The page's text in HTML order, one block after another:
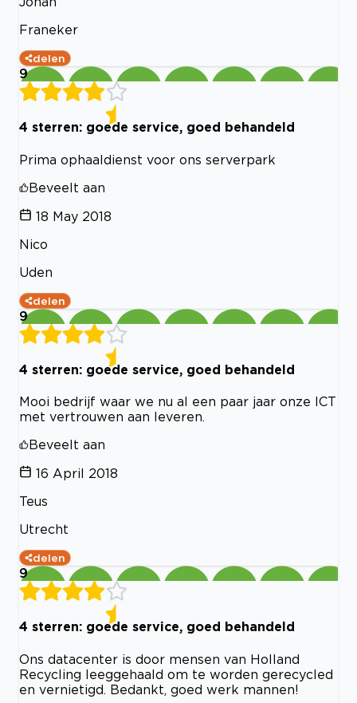
Franeker
delen
9
4 sterren: goede service, goed behandeld
Prima ophaaldienst voor ons serverpark
Beveelt aan
18 May 2018
Nico
Uden
delen
9
4 sterren: goede service, goed behandeld
Mooi bedrijf waar we nu al een paar jaar onze ICT
met vertrouwen aan leveren.
Beveelt aan
16 April 2018
Teus
Utrecht
delen
9
4 sterren: goede service, goed behandeld
Ons datacenter is door mensen van Holland
Recycling leeggehaald om te worden gerecycled
en vernietigd. Bedankt, goed werk mannen!